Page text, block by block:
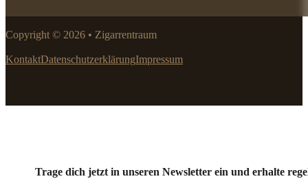
Copyright © 2026 • Zigarrentraum
KontaktDatenschutzerklärungImpressum
Trage dich jetzt in unseren Newsletter ein und erhalte